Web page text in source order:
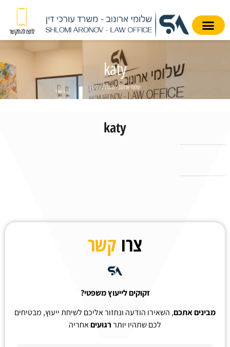
לחצו להתקשר
katy
שלומי ארונוב - משרד עורכי דין
katy
צרו קשר
זקוקים לייעוץ משפטי?
מבינים אתכם, השאירו הודעה ונחזור אליכם לשיחת ייעוץ, מבטיחים
לכם שתהיו יותררגועיםאחריה